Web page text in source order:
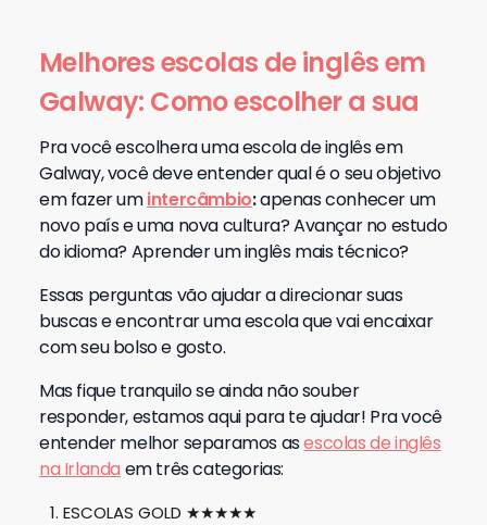
Melhores escolas de inglês em
Galway: Como escolher a sua
Pra você escolhera uma escola de inglês em
Galway, você deve entender qual é o seu objetivo
em fazer umintercâmbio:apenas conhecer um
novo país e uma nova cultura? Avançar no estudo
do idioma? Aprender um inglês mais técnico?
Essas perguntas vão ajudar a direcionar suas
buscas e encontrar uma escola que vai encaixar
com seu bolso e gosto.
Mas fique tranquilo se ainda não souber
responder, estamos aqui para te ajudar! Pra você
entender melhor separamos asescolas de inglês
na Irlanda em três categorias:
ESCOLAS GOLD ★★★★★